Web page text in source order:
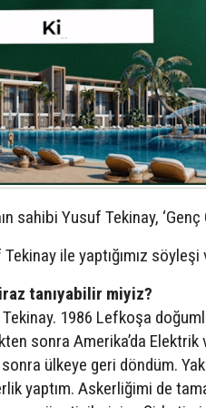
sahibi Yusuf Tekinay,
ile yaptığımız
tanıyabilir miyiz?
1986 Lefkoşa
sonra Amerika’da
sonra ülkeye geri döndüm.
yaptım. Askerliğimi de